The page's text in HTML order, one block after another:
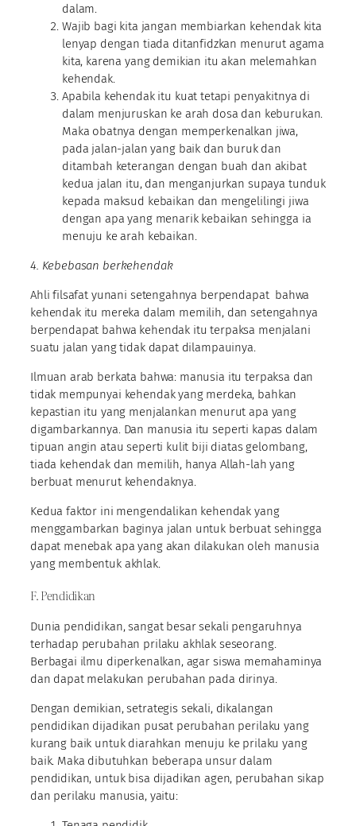
dalam.
Wajib bagi kita jangan membiarkan kehendak kita
lenyap dengan tiada ditanfidzkan menurut agama
kita, karena yang demikian itu akan melemahkan
kehendak.
Apabila kehendak itu kuat tetapi penyakitnya di
dalam menjuruskan ke arah dosa dan keburukan.
Maka obatnya dengan memperkenalkan jiwa,
pada jalan-jalan yang baik dan buruk dan
ditambah keterangan dengan buah dan akibat
kedua jalan itu, dan menganjurkan supaya tunduk
kepada maksud kebaikan dan mengelilingi jiwa
dengan apa yang menarik kebaikan sehingga ia
menuju ke arah kebaikan.
4. Kebebasan berkehendak
Ahli filsafat yunani setengahnya berpendapat bahwa
kehendak itu mereka dalam memilih, dan setengahnya
berpendapat bahwa kehendak itu terpaksa menjalani
suatu jalan yang tidak dapat dilampauinya.
Ilmuan arab berkata bahwa: manusia itu terpaksa dan
tidak mempunyai kehendak yang merdeka, bahkan
kepastian itu yang menjalankan menurut apa yang
digambarkannya. Dan manusia itu seperti kapas dalam
tipuan angin atau seperti kulit biji diatas gelombang,
tiada kehendak dan memilih, hanya Allah-lah yang
berbuat menurut kehendaknya.
Kedua faktor ini mengendalikan kehendak yang
menggambarkan baginya jalan untuk berbuat sehingga
dapat menebak apa yang akan dilakukan oleh manusia
yang membentuk akhlak.
F. Pendidikan
Dunia pendidikan, sangat besar sekali pengaruhnya
terhadap perubahan prilaku akhlak seseorang.
Berbagai ilmu diperkenalkan, agar siswa memahaminya
dan dapat melakukan perubahan pada dirinya.
Dengan demikian, setrategis sekali, dikalangan
pendidikan dijadikan pusat perubahan perilaku yang
kurang baik untuk diarahkan menuju ke prilaku yang
baik. Maka dibutuhkan beberapa unsur dalam
pendidikan, untuk bisa dijadikan agen, perubahan sikap
dan perilaku manusia, yaitu: